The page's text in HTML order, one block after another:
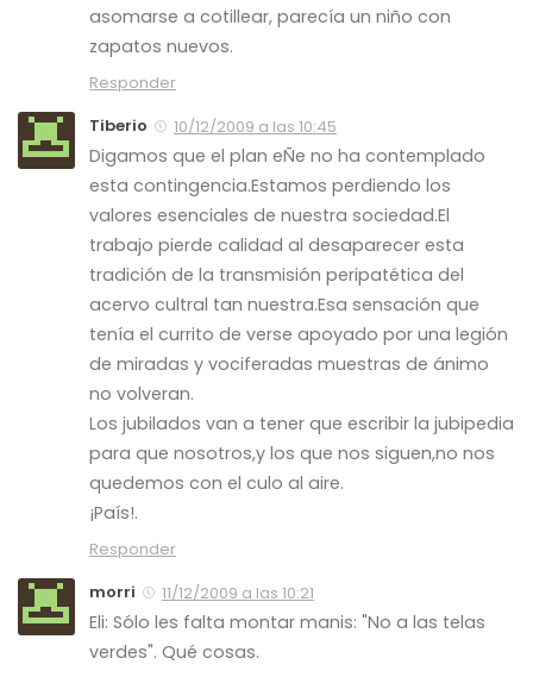
asomarse a cotillear, parecía un niño con
zapatos nuevos.
Responder
Tiberio
10/12/2009 a las 10:45
Digamos que el plan eÑe no ha contemplado
esta contingencia.Estamos perdiendo los
valores esenciales de nuestra sociedad.El
trabajo pierde calidad al desaparecer esta
tradición de la transmisión peripatética del
acervo cultral tan nuestra.Esa sensación que
tenía el currito de verse apoyado por una legión
de miradas y vociferadas muestras de ánimo
no volveran.
Los jubilados van a tener que escribir la jubipedia
para que nosotros,y los que nos siguen,no nos
quedemos con el culo al aire.
¡País!.
Responder
morri
11/12/2009 a las 10:21
Eli: Sólo les falta montar manis: "No a las telas
verdes". Qué cosas.